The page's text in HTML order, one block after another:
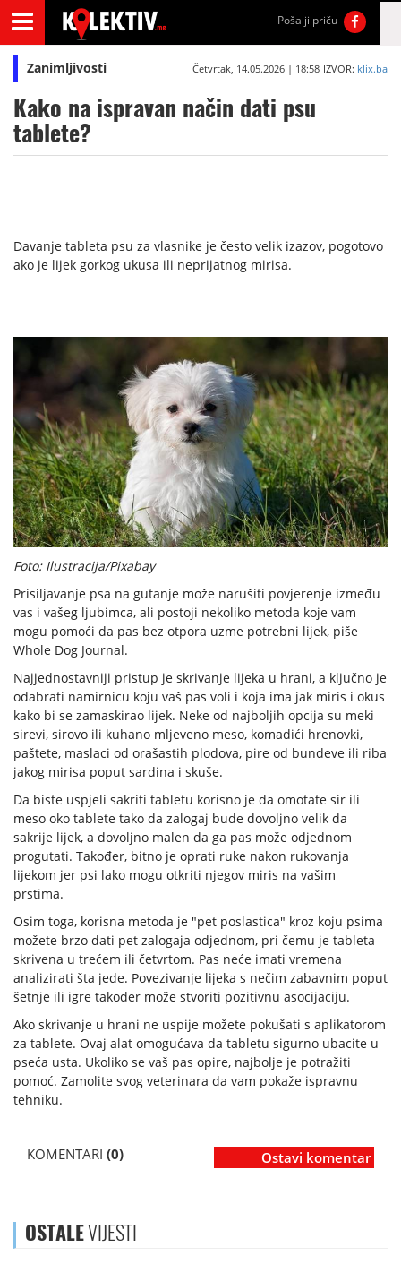
Pošalji priču
Zanimljivosti Četvrtak, 14.05.2026 | 18:58 IZVOR: klix.ba
Kako na ispravan način dati psu
tablete?
Davanje tableta psu za vlasnike je često velik izazov, pogotovo
ako je lijek gorkog ukusa ili neprijatnog mirisa.
Foto: Ilustracija/Pixabay
Prisiljavanje psa na gutanje može narušiti povjerenje između
vas i vašeg ljubimca, ali postoji nekoliko metoda koje vam
mogu pomoći da pas bez otpora uzme potrebni lijek, piše
Whole Dog Journal.
Najjednostavniji pristup je skrivanje lijeka u hrani, a ključno je
odabrati namirnicu koju vaš pas voli i koja ima jak miris i okus
kako bi se zamaskirao lijek. Neke od najboljih opcija su meki
sirevi, sirovo ili kuhano mljeveno meso, komadići hrenovki,
paštete, maslaci od orašastih plodova, pire od bundeve ili riba
jakog mirisa poput sardina i skuše.
Da biste uspjeli sakriti tabletu korisno je da omotate sir ili
meso oko tablete tako da zalogaj bude dovoljno velik da
sakrije lijek, a dovoljno malen da ga pas može odjednom
progutati. Također, bitno je oprati ruke nakon rukovanja
lijekom jer psi lako mogu otkriti njegov miris na vašim
prstima.
Osim toga, korisna metoda je "pet poslastica" kroz koju psima
možete brzo dati pet zalogaja odjednom, pri čemu je tableta
skrivena u trećem ili četvrtom. Pas neće imati vremena
analizirati šta jede. Povezivanje lijeka s nečim zabavnim poput
šetnje ili igre također može stvoriti pozitivnu asocijaciju.
Ako skrivanje u hrani ne uspije možete pokušati s aplikatorom
za tablete. Ovaj alat omogućava da tabletu sigurno ubacite u
pseća usta. Ukoliko se vaš pas opire, najbolje je potražiti
pomoć. Zamolite svog veterinara da vam pokaže ispravnu
tehniku.
KOMENTARI (0) Ostavi komentar
OSTALEVIJESTI